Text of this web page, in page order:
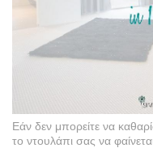
Εάν δεν μπορείτε να
το ντουλάπι σας να